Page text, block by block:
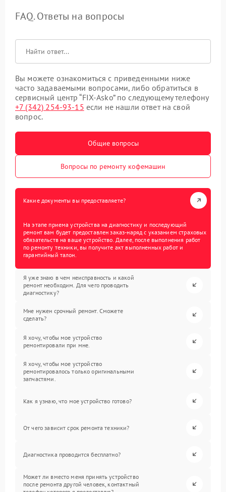
FAQ. Ответы на вопросы
Вы можете ознакомиться с приведенными ниже
часто задаваемыми вопросами, либо обратиться в
сервисный центр “FIX-Asko” по следующему телефону
+7 (342) 254-93-15 если не нашли ответ на свой
вопрос.
Общие вопросы
Вопросы по ремонту кофемашин
Какие документы вы предоставляете?
На этапе приема устройства на диагностику и последующий
ремонт вам будет предоставлен заказ-наряд с указанием страховых
обязательств на ваше устройство. Далее, после выполнения работ
по ремонту техники, вы получите акт выполненных работ и
гарантийный талон.
Я уже знаю в чем неисправность и какой
ремонт необходим. Для чего проводить
диагностику?
Мне нужен срочный ремонт. Сможете
сделать?
Я хочу, чтобы мое устройство
ремонтировали при мне.
Я хочу, чтобы мое устройство
ремонтировалось только оригинальными
запчастями.
Как я узнаю, что мое устройство готово?
От чего зависит срок ремонта техники?
Диагностика проводится бесплатно?
Может ли вместо меня принять устройство
после ремонта другой человек, контактный